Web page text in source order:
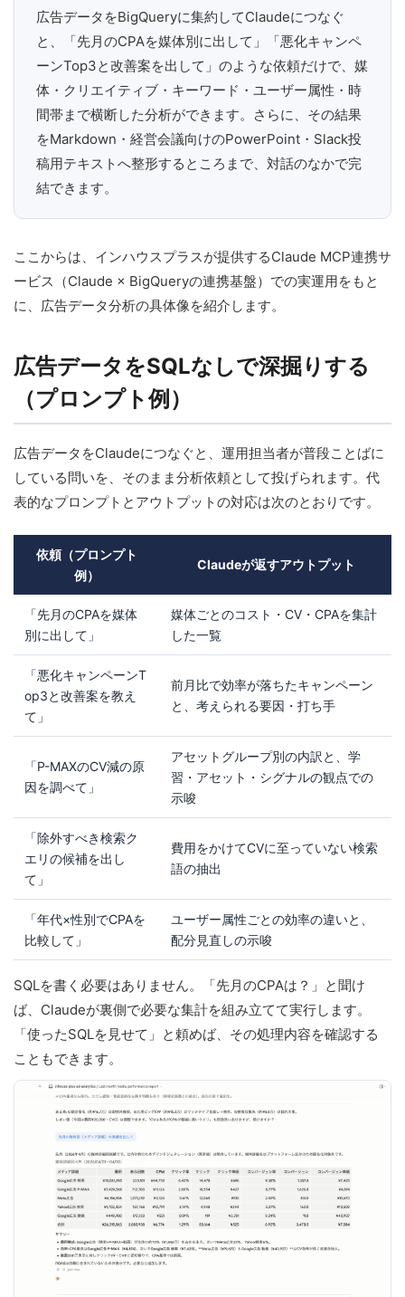
広告データをBigQueryに集約してClaudeにつなぐ
と、「先月のCPAを媒体別に出して」「悪化キャンペ
ーンTop3と改善案を出して」のような依頼だけで、媒
体・クリエイティブ・キーワード・ユーザー属性・時
間帯まで横断した分析ができます。さらに、その結果
をMarkdown・経営会議向けのPowerPoint・Slack投
稿用テキストへ整形するところまで、対話のなかで完
結できます。
ここからは、インハウスプラスが提供するClaude MCP連携サ
ービス（Claude × BigQueryの連携基盤）での実運用をもと
に、広告データ分析の具体像を紹介します。
広告データをSQLなしで深掘りする
（プロンプト例）
広告データをClaudeにつなぐと、運用担当者が普段ことばに
している問いを、そのまま分析依頼として投げられます。代
表的なプロンプトとアウトプットの対応は次のとおりです。
依頼（プロンプト
例）
Claudeが返すアウトプット
「先月のCPAを媒体
別に出して」
媒体ごとのコスト・CV・CPAを集計
した一覧
「悪化キャンペーンT
op3と改善案を教え
て」
前月比で効率が落ちたキャンペーン
と、考えられる要因・打ち手
「P-MAXのCV減の原
因を調べて」
アセットグループ別の内訳と、学
習・アセット・シグナルの観点での
示唆
「除外すべき検索ク
エリの候補を出し
て」
費用をかけてCVに至っていない検索
語の抽出
「年代×性別でCPAを
比較して」
ユーザー属性ごとの効率の違いと、
配分見直しの示唆
SQLを書く必要はありません。「先月のCPAは？」と聞け
ば、Claudeが裏側で必要な集計を組み立てて実行します。
「使ったSQLを見せて」と頼めば、その処理内容を確認する
こともできます。